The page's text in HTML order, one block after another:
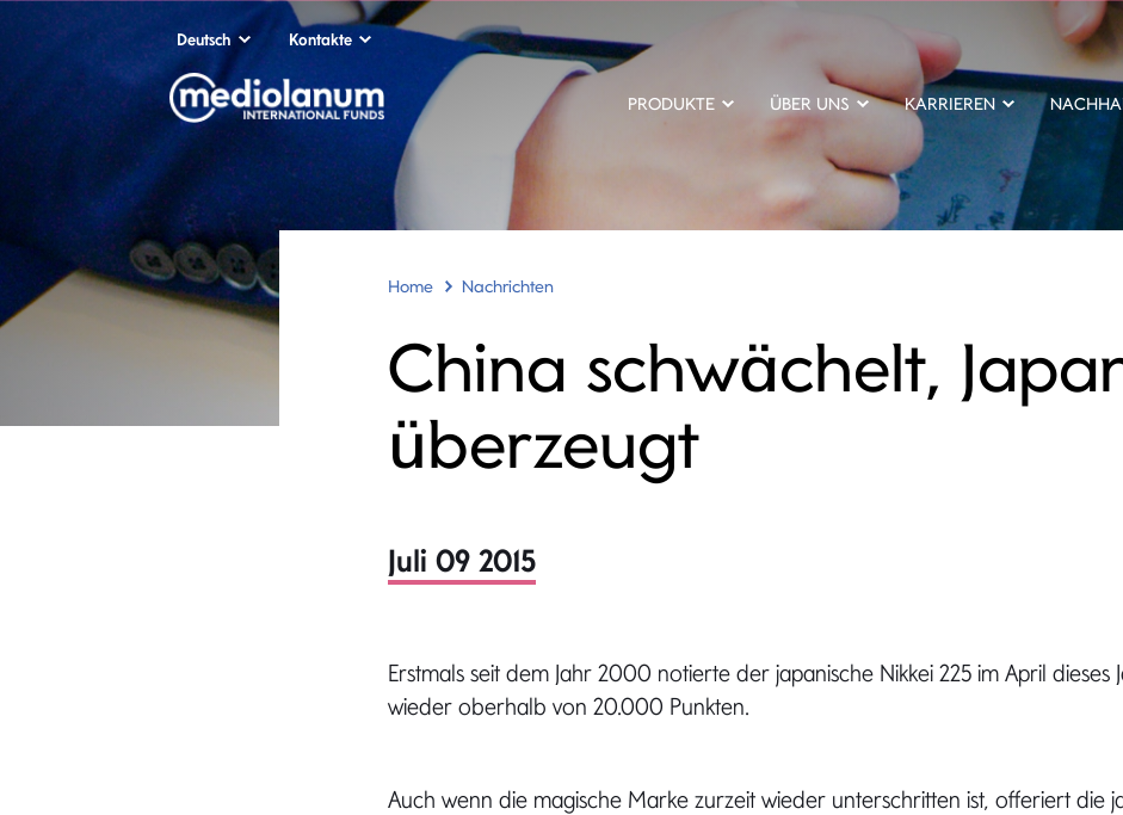
Deutsch Kontakte
PRODUKTE ÜBER UNS KARRIEREN
Home Nachrichten
China schwächelt,
überzeugt
Juli 09 2015
Erstmals seit dem Jahr 2000 notierte der japanische Nikkei 225 im April dieses
wieder oberhalb von 20.000 Punkten.
Auch wenn die magische Marke zurzeit wieder unterschritten ist, offeriert die